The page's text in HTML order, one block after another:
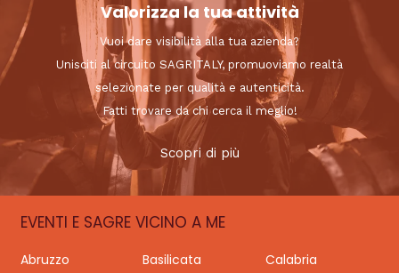
Valorizza la tua attività
Vuoi dare visibilità alla tua azienda?
Unisciti al circuito SAGRITALY, promuoviamo realtà
selezionate per qualità e autenticità.
Fatti trovare da chi cerca il meglio!
Scopri di più
EVENTI E SAGRE VICINO A ME
Abruzzo Basilicata
Calabria